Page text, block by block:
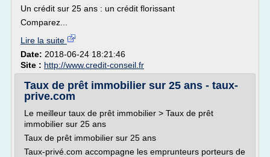
Un crédit sur 25 ans : un crédit florissant
Comparez...
Lire la suite
Date: 2018-06-24 18:21:46
Site : http://www.credit-conseil.fr
Taux de prêt immobilier sur 25 ans - taux-
prive.com
Le meilleur taux de prêt immobilier > Taux de prêt
immobilier sur 25 ans
Taux de prêt immobilier sur 25 ans
Taux-privé.com accompagne les emprunteurs porteurs de